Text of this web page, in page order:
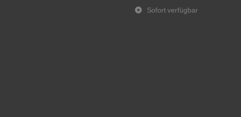
Sofort verfügbar